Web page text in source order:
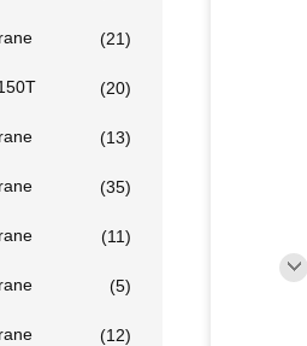
(21)
(20)
(13)
(35)
(11)
(5)
(12)